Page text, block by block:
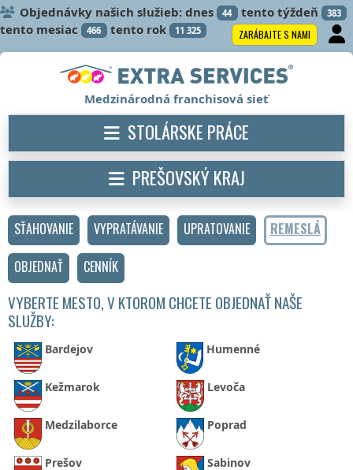
Objednávky našich služieb: dnes 44 tento týždeň 383
tento mesiac 466 tento rok 11 325 ZARÁBAJTE S NAMI
SŤAHOVANIE VYPRATÁVANIE UPRATOVANIE
REMESLÁ
OBJEDNAŤ
CENNÍK
VYBERTE MESTO, V KTOROM CHCETE OBJEDNAŤ NAŠE
SLUŽBY:
Bardejov Humenné
Kežmarok Levoča
Medzilaborce Poprad
Prešov Sabinov
Medzinárodná franchisová sieť
STOLÁRSKE PRÁCE
PREŠOVSKÝ KRAJ